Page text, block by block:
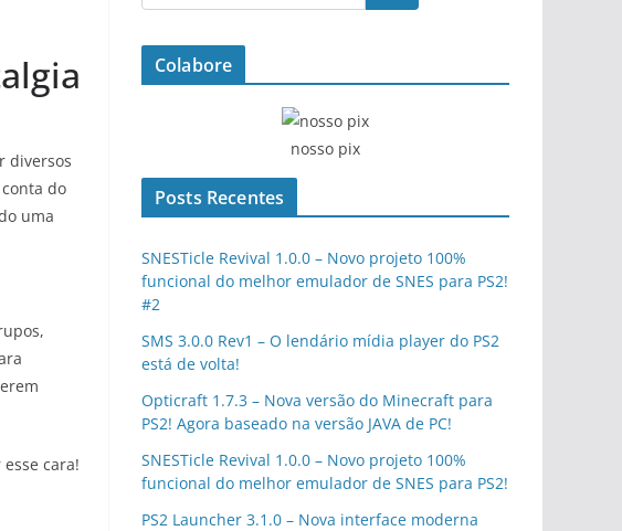
diversos
do
uma
cara!
Colabore
nosso pix
Posts Recentes
SNESTicle Revival 1.0.0 – Novo projeto 100%
funcional do melhor emulador de SNES para PS2!
#2
SMS 3.0.0 Rev1 – O lendário mídia player do PS2
está de volta!
Opticraft 1.7.3 – Nova versão do Minecraft para
PS2! Agora baseado na versão JAVA de PC!
SNESTicle Revival 1.0.0 – Novo projeto 100%
funcional do melhor emulador de SNES para PS2!
PS2 Launcher 3.1.0 – Nova interface moderna